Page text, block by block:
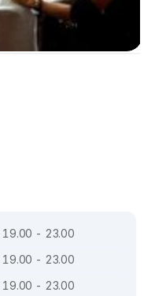
19.00 - 23.00
19.00 - 23.00
19.00 - 23.00